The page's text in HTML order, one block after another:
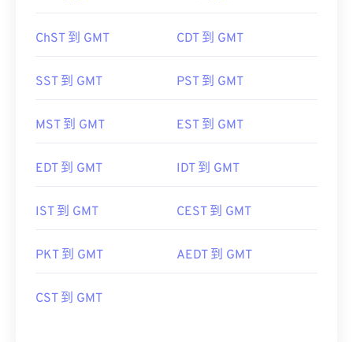
ChST 到 GMT CDT 到 GMT
SST 到 GMT PST 到 GMT
MST 到 GMT EST 到 GMT
EDT 到 GMT IDT 到 GMT
IST 到 GMT CEST 到 GMT
PKT 到 GMT AEDT 到 GMT
CST 到 GMT